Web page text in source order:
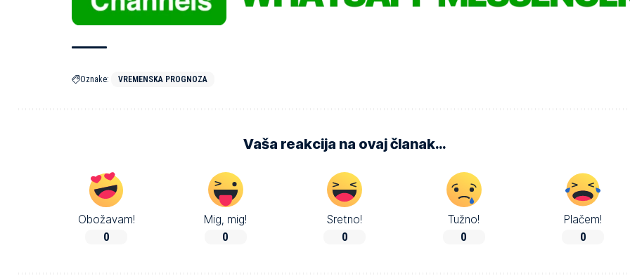
Oznake: VREMENSKA PROGNOZA
Vaša reakcija na ovaj članak…
Obožavam!
0
Mig, mig!
0
Sretno!
0
Tužno!
0
Plačem!
0